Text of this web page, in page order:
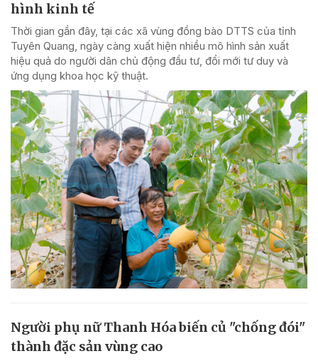
hình kinh tế
Thời gian gần đây, tại các xã vùng đồng bào DTTS của tỉnh
Tuyên Quang, ngày càng xuất hiện nhiều mô hình sản xuất
hiệu quả do người dân chủ động đầu tư, đổi mới tư duy và
ứng dụng khoa học kỹ thuật.
Người phụ nữ Thanh Hóa biến củ "chống đói"
thành đặc sản vùng cao